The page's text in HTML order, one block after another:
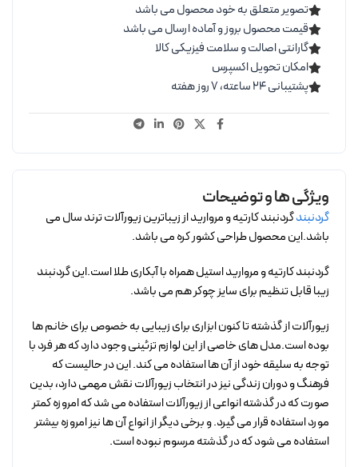
تصویر متعلق به خود محصول می باشد
قیمت محصول بروز و آماده ارسال می باشد
گارانتی اصالت و سلامت فیزیکی کالا
امکان تحویل اکسپرس
پشتیبانی ۲۴ ساعته، ۷ روز هفته
ویژگی ها و توضیحات
گردنبندگردنبند کارتیه و مروارید از زیباترین زیورآلات ترند سال می
باشد.این محصول طراحی کشور کره می باشد.
گردنبند کارتیه و مروارید استیل همراه با آبکاری طلا است.این گردنبند
زیبا قابل تنظیم برای سایز چوکر هم می باشد.
زیورآلات از گذشته تا کنون ابزاری برای زیبایی به خصوص برای خانم ها
بوده است.مدل های خاصی از این لوازم تزئینی وجود دارد که هر فرد با
توجه به سلیقه خود از آن ها استفاده می کند. این در حالیست که
فرهنگ و دوران زندگی نیز در انتخاب زیورآلات نقش مهمی دارد، بدین
صورت که در گذشته انواعی از زیورآلات استفاده می شد که امروزه کمتر
مورد استفاده قرار می گیرد. و برخی دیگر از انواع آن ها نیز امروزه بیشتر
استفاده می شود که در گذشته مرسوم نبوده است.